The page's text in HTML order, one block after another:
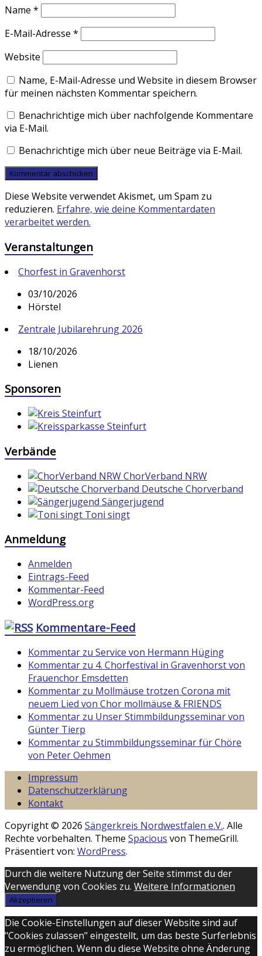
Name *
E-Mail-Adresse *
Website
Name, E-Mail-Adresse und Website in diesem Browser
für meinen nächsten Kommentar speichern.
Benachrichtige mich über nachfolgende Kommentare
via E-Mail.
Benachrichtige mich über neue Beiträge via E-Mail.
Diese Website verwendet Akismet, um Spam zu
reduzieren. Erfahre, wie deine Kommentardaten
verarbeitet werden.
Veranstaltungen
Chorfest in Gravenhorst
03/10/2026
Hörstel
Zentrale Jubilarehrung 2026
18/10/2026
Lienen
Sponsoren
Verbände
ChorVerband NRW
Deutsche Chorverband
Sängerjugend
Toni singt
Anmeldung
Anmelden
Eintrags-Feed
Kommentar-Feed
WordPress.org
Kommentare-Feed
Kommentar zu Service von Hermann Hüging
Kommentar zu 4. Chorfestival in Gravenhorst von
Frauenchor Emsdetten
Kommentar zu Mollmäuse trotzen Corona mit
neuem Lied von Chor mollmäuse & FRIENDS
Kommentar zu Unser Stimmbildungsseminar von
Günter Tierp
Kommentar zu Stimmbildungsseminar für Chöre
von Peter Oehmen
Impressum
Datenschutzerklärung
Kontakt
Copyright © 2026 Sängerkreis Nordwestfalen e.V.. Alle
Rechte vorbehalten. Theme Spacious von ThemeGrill.
Präsentiert von: WordPress.
Durch die weitere Nutzung der Seite stimmst du der
Verwendung von Cookies zu. Weitere Informationen
Akzeptieren
Die Cookie-Einstellungen auf dieser Website sind auf
"Cookies zulassen" eingestellt, um das beste Surferlebnis
zu ermöglichen. Wenn du diese Website ohne Änderung